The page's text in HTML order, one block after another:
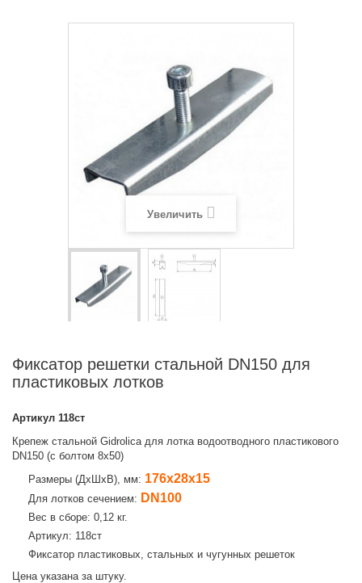
Увеличить
Фиксатор решетки стальной DN150 для
пластиковых лотков
Артикул 118ст
Крепеж стальной Gidrolica для лотка водоотводного пластикового
DN150 (с болтом 8х50)
Размеры (ДхШхВ), мм: 176х28х15
Для лотков сечением: DN100
Вес в сборе: 0,12 кг.
Артикул: 118ст
Фиксатор пластиковых, стальных и чугунных решеток
Цена указана за штуку.